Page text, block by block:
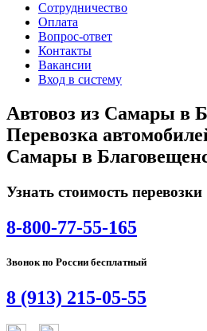
Сотрудничество
Оплата
Вопрос-ответ
Контакты
Вакансии
Вход в систему
Автовоз из Самары в
Перевозка
Самары в
Узнать стоимость перевозки
8-800-77-55-165
Звонок по России бесплатный
8 (913) 215-05-55